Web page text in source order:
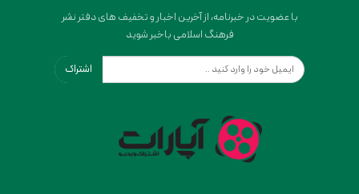
با عضویت در خبرنامه، از آخرین اخبار و تخفیف های دفتر نشر
فرهنگ اسلامی باخبر شوید
اشتراک